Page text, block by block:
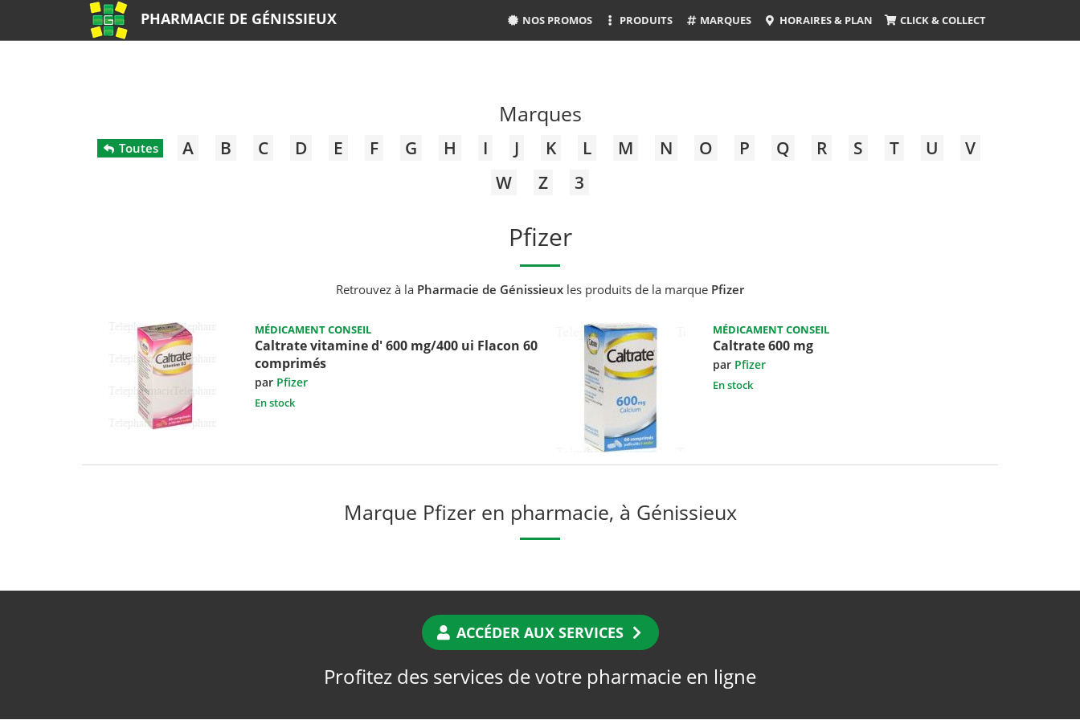
PHARMACIE DE GÉNISSIEUX NOS PROMOS PRODUITS MARQUES HORAIRES & PLAN CLICK & COLLECT
Marques
Toutes A B C D E F G H I J K L M N O P Q R S T U
V
W
Z 3
Pfizer
Retrouvez à la Pharmacie de Génissieux les produits de la marque Pfizer
MÉDICAMENT CONSEIL
Caltrate vitamine d' 600 mg/400 ui Flacon 60
comprimés
par Pfizer
En stock
MÉDICAMENT CONSEIL
Caltrate 600 mg
par Pfizer
En stock
Marque Pfizer en pharmacie, à Génissieux
ACCÉDER AUX SERVICES
Profitez des services de votre pharmacie en ligne